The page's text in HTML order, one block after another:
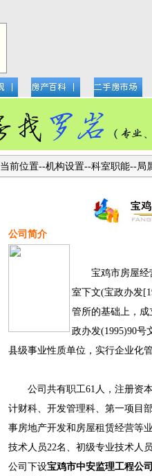
当前位置--机构设置--科室职能--局
公司简介
宝鸡市房屋经营
室下文(宝政办发
管所的基础上，成
政办发(1995)90号
县级事业性质单位，实行企业化
公司共有职工61人，注册资本
计财科、开发管理科、第一项目
事房地产开发和房屋租赁经营等
技术人员22名、初级专业技术人
公司下设宝鸡市中安监理工程公